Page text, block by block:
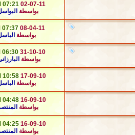
02-07-11
07:21 AM
بواسطة
08-04-11
07:37 PM
بواسطة
31-10-10
06:30 PM
بواسطة
17-09-10
10:58 AM
بواسطة
16-09-10
04:48 AM
بواسطة
16-09-10
04:25 AM
بواسطة